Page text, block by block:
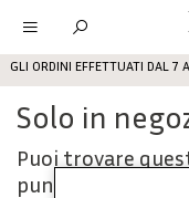
GLI ORDINI EFFETTUATI DAL 7
Solo in
Puoi trovare
punti vendita: